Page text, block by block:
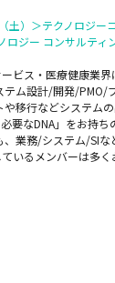
土）＞テクノロジー
ロジー コンサルティ
ビス・医療健康業
テム設計/開発/PMO/
移行などシステム
必要なDNA」をお持
業務/システム/SIな
いるメンバーは多く